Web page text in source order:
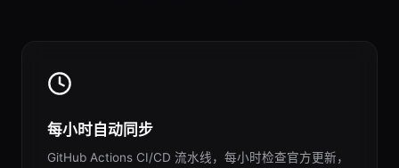
每小时自动同步
GitHub Actions CI/CD 流水线，每小时检查官方更新，